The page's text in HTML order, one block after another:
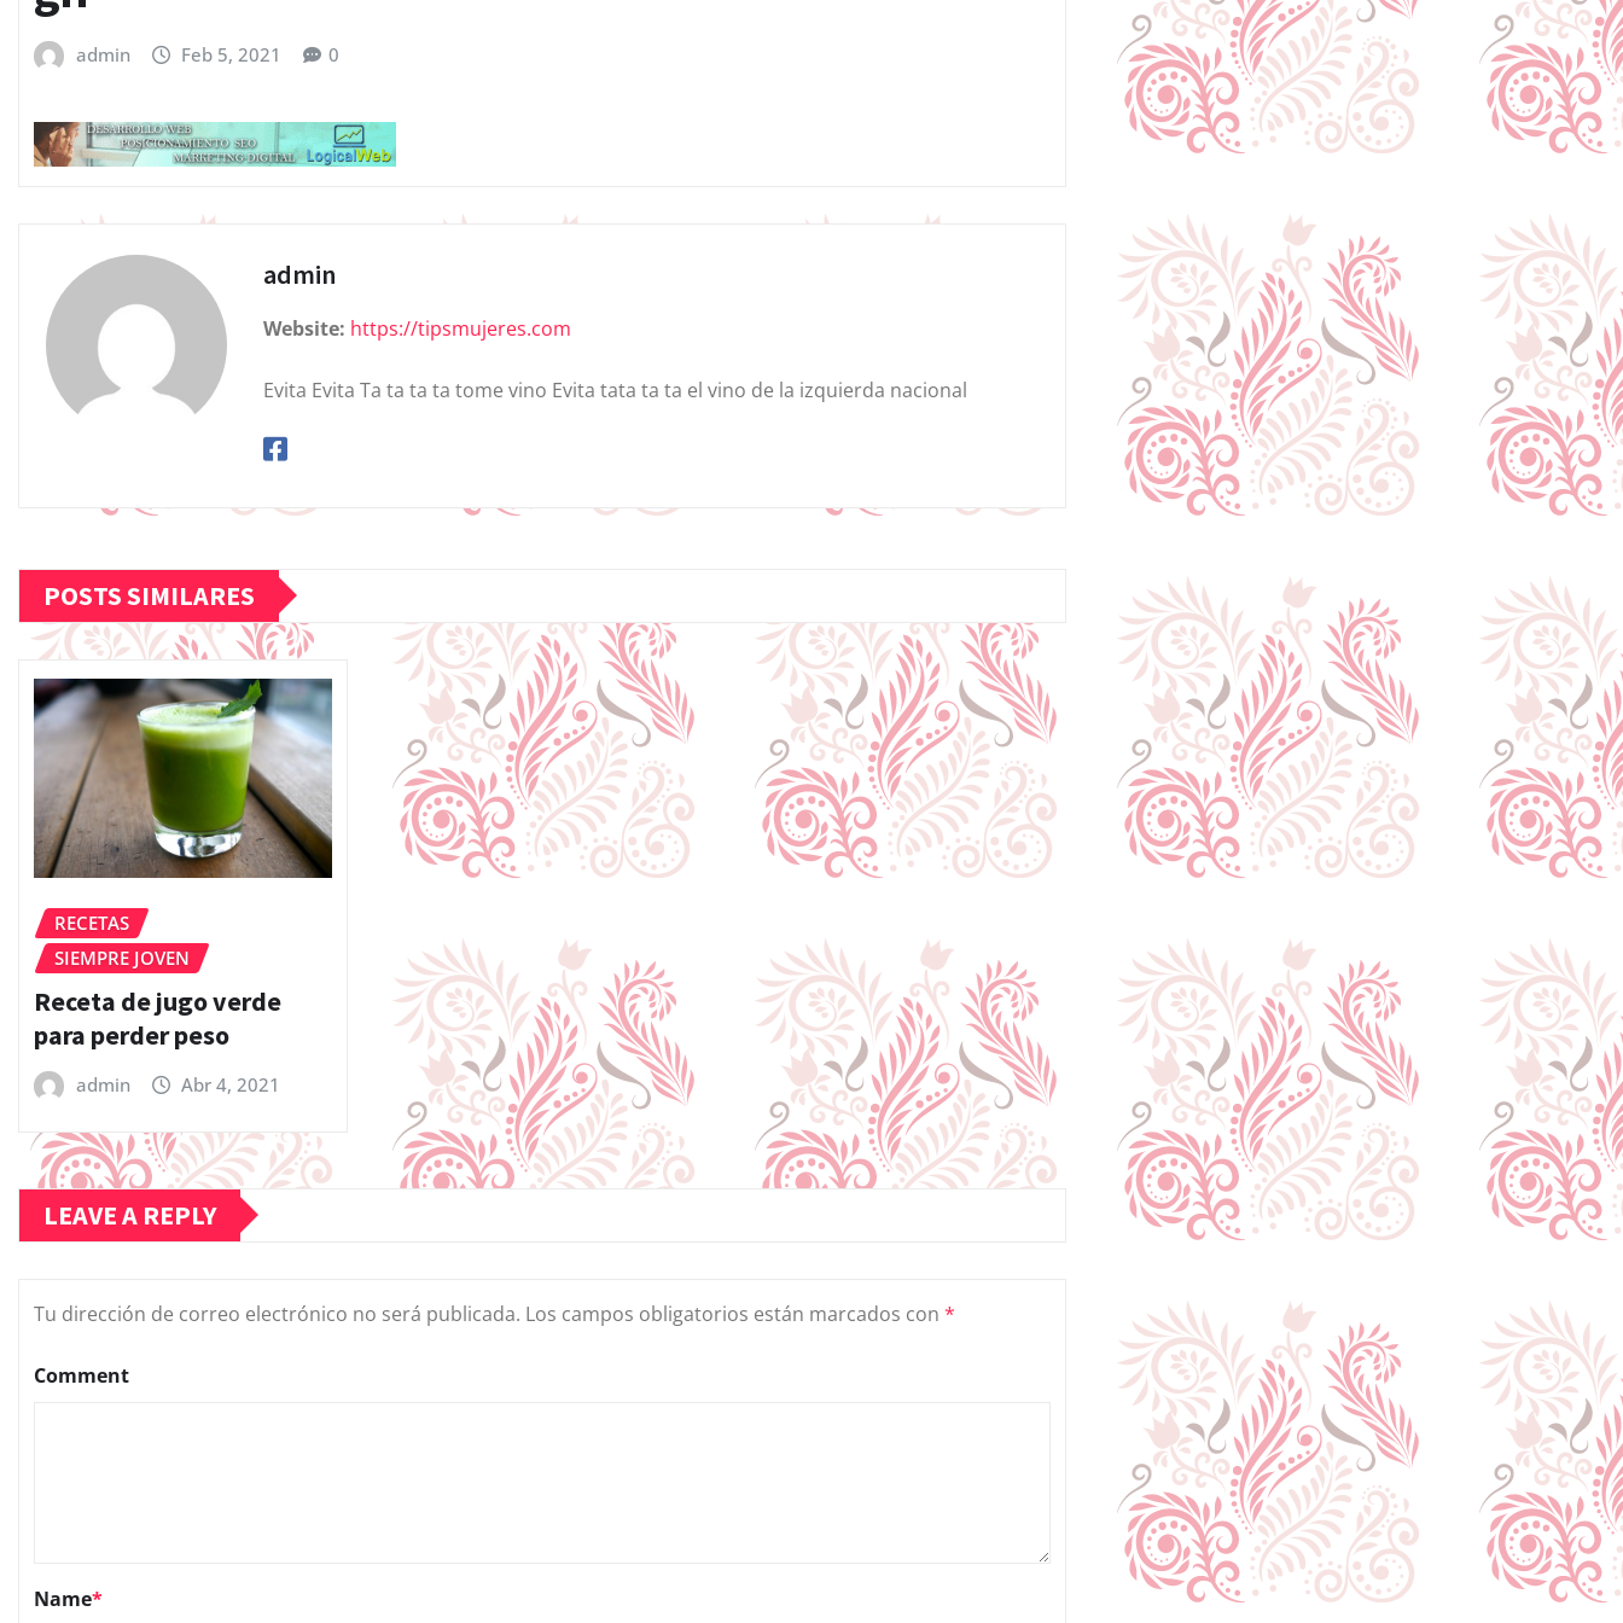
admin Feb 5, 2021 0
admin
Website: https://tipsmujeres.com
Evita Evita Ta ta ta ta tome vino Evita tata ta ta el vino de la izquierda nacional
POSTS SIMILARES
RECETAS
SIEMPRE JOVEN
Receta de jugo verde
para perder peso
admin Abr 4, 2021
LEAVE A REPLY
Tu dirección de correo electrónico no será publicada. Los campos obligatorios están marcados con *
Comment
Name*